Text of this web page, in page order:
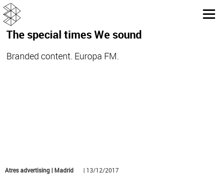
The special times We sound
Branded content. Europa FM.
Atres advertising | Madrid | 13/12/2017